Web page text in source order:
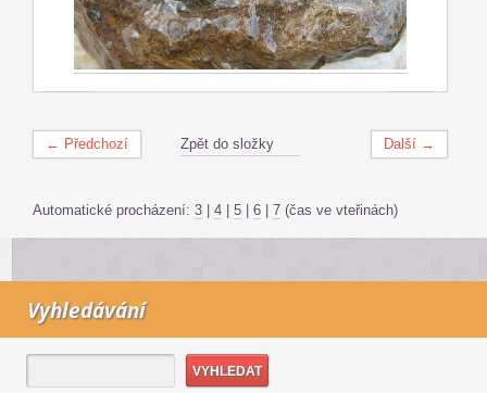
← Předchozí Další →
Zpět do složky
Automatické procházení: 3 | 4 | 5 | 6 | 7 (čas ve vteřinách)
Vyhledávání